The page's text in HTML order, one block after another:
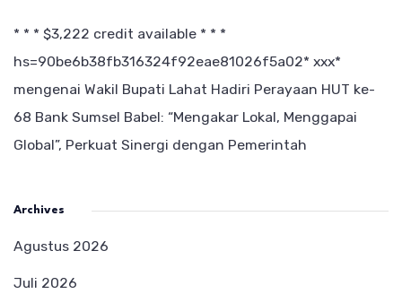
* * * $3,222 credit available * * *
hs=90be6b38fb316324f92eae81026f5a02* ххх*
mengenai Wakil Bupati Lahat Hadiri Perayaan HUT ke-
68 Bank Sumsel Babel: “Mengakar Lokal, Menggapai
Global”, Perkuat Sinergi dengan Pemerintah
Archives
Agustus 2026
Juli 2026